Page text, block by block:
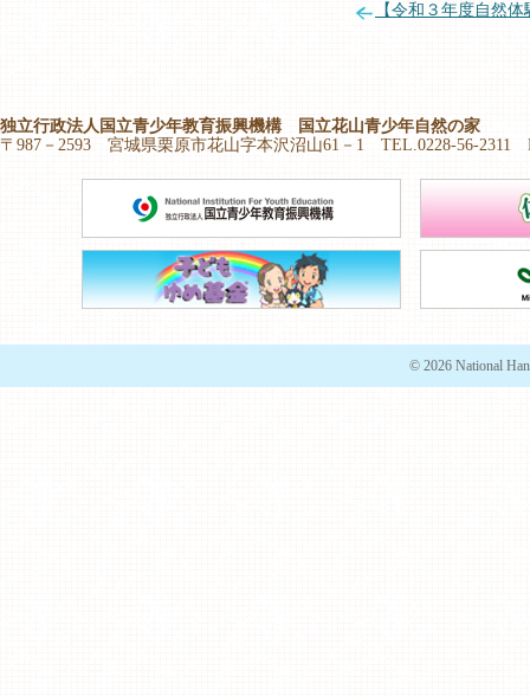
【令和３年度自然
独立行政法人国立青少年教育振興機構 国立花山青少年自然の家
〒987－2593 宮城県栗原市花山字本沢沼山61－1 TEL.0228-56-2311
© 2026 National